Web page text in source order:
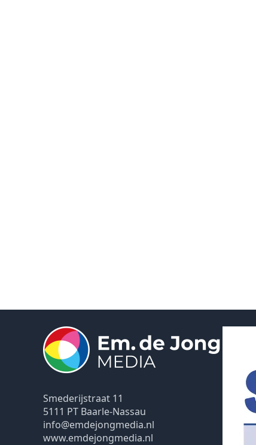
Smederijstraat 11
5111 PT Baarle-Nassau
info@emdejongmedia.nl
www.emdejongmedia.nl